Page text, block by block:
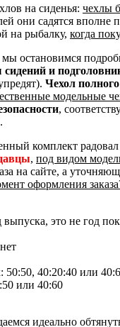
на сиденья: чехлы
они садятся вполне
на рыбалку, когда
мы остановимся
и
Чехол
модельные
,
комплект радовал
, под видом
на сайте, а
оформления
это не год
40:20:40 или
или 40:60
идеально